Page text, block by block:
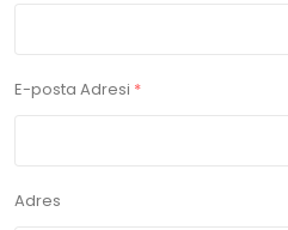
E-posta Adresi *
Adres